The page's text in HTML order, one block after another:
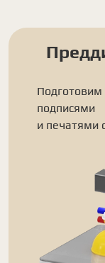
подписями
и печатями